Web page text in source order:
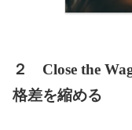
２ Close the
格差を縮める